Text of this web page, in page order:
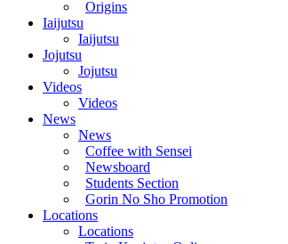
Origins
Iaijutsu
Iaijutsu
Jojutsu
Jojutsu
Videos
Videos
News
News
Coffee with Sensei
Newsboard
Students Section
Gorin No Sho Promotion
Locations
Locations